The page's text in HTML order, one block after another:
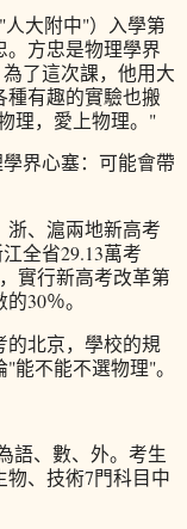
大附中"）入學第
方忠是物理學界
了這次課，他用大
有趣的實驗也搬
理，愛上物理。"
界心塞：可能會帶
、滬兩地新高考
全省29.13萬考
實行新高考改革第
30％。
的北京，學校的規
能不能不選物理"。
語、數、外。考生
、技術7門科目中